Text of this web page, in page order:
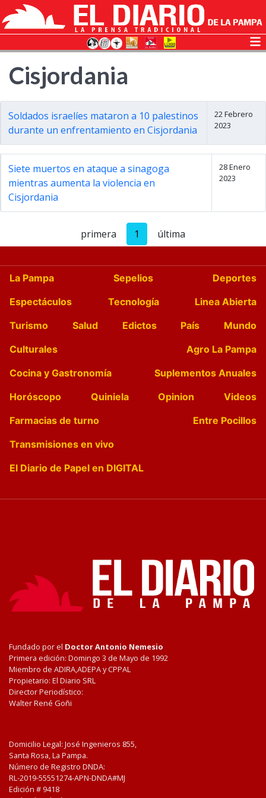
Cisjordania
Soldados israelíes mataron a 10 palestinos
durante un enfrentamiento en Cisjordania
22 Febrero
2023
Siete muertos en ataque a sinagoga
mientras aumenta la violencia en
Cisjordania
28 Enero
2023
primera 1 última
La Pampa Sepelios
Deportes
Espectáculos
Tecnología
Linea Abierta
Turismo
Salud Edictos País
Mundo
Culturales
Agro La Pampa
Cocina y Gastronomía
Suplementos Anuales
Horóscopo
Quiniela Opinion
Videos
Farmacias de turno
Entre Pocillos
Transmisiones en vivo
El Diario de Papel en DIGITAL
Fundado por el Doctor Antonio Nemesio
Primera edición: Domingo 3 de Mayo de 1992
Miembro de ADIRA,ADEPA y CPPAL
Propietario: El Diario SRL
Director Periodístico:
Walter René Goñi
Domicilio Legal: José Ingenieros 855,
Santa Rosa, La Pampa.
Número de Registro DNDA:
RL-2019-55551274-APN-DNDA#MJ
Edición # 9418